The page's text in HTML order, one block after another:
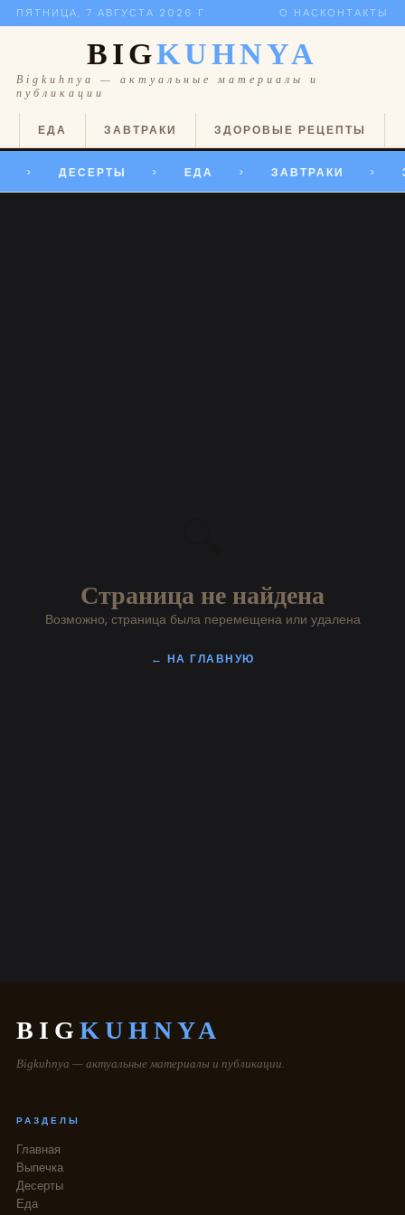
ПЯТНИЦА, 7 АВГУСТА 2026 Г. О НАС КОНТАКТЫ
BIGKUHNYA
Bigkuhnya — актуальные материалы и
публикации
ЕДА ЗАВТРАКИ ЗДОРОВЫЕ РЕЦЕПТЫ
> ДЕСЕРТЫ > ЕДА > ЗАВТРАКИ >
Страница не найдена
Возможно, страница была перемещена или удалена
← НА ГЛАВНУЮ
BIG KUHNYA
Bigkuhnya — актуальные материалы и публикации.
РАЗДЕЛЫ
Главная
Выпечка
Десерты
Еда